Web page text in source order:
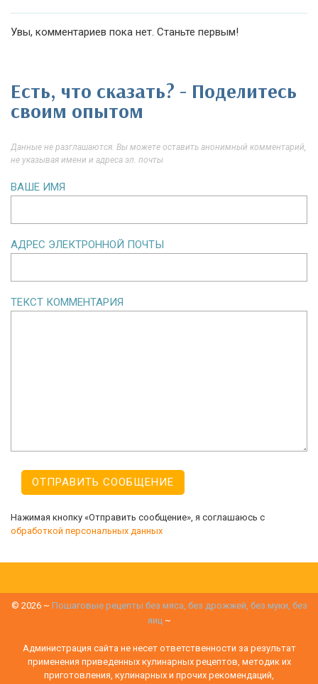
Увы, комментариев пока нет. Станьте первым!
Есть, что сказать? - Поделитесь
своим опытом
Данные не разглашаются. Вы можете оставить анонимный комментарий,
не указывая имени и адреса эл. почты
ВАШЕ ИМЯ
АДРЕС ЭЛЕКТРОННОЙ ПОЧТЫ
ТЕКСТ КОММЕНТАРИЯ
Нажимая кнопку «Отправить сообщение», я соглашаюсь с
обработкой персональных данных
© 2026~ Пошаговые рецепты без мяса, без дрожжей, без муки, без
яиц ~
Администрация сайта не несет ответственности за результат
применения приведенных кулинарных рецептов, методик их
приготовления, кулинарных и прочих рекомендаций,